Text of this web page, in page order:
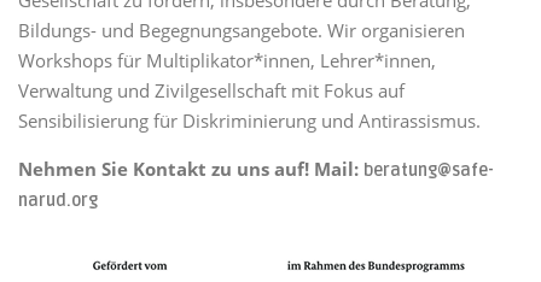
Bildungs- und Begegnungsangebote. Wir organisieren
Workshops für Multiplikator*innen, Lehrer*innen,
Verwaltung und Zivilgesellschaft mit Fokus auf
Sensibilisierung für Diskriminierung und Antirassismus.
Nehmen Sie Kontakt zu uns auf! Mail: beratung@safe-
narud.org